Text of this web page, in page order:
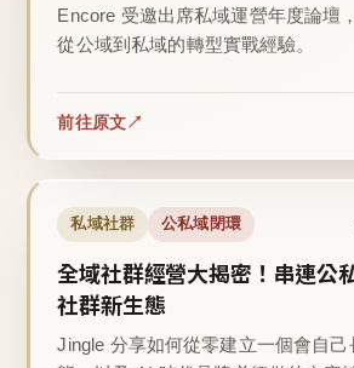
Encore 受邀出席私域運營年度論壇
從公域到私域的轉型實戰經驗。
前往原文
私域社群 公私域閉環
全域社群經營大揭密！串連公
社群新生態
Jingle 分享如何從零建立一個會自己